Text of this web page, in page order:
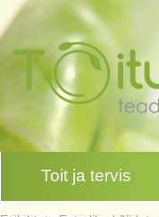
Toit ja tervis